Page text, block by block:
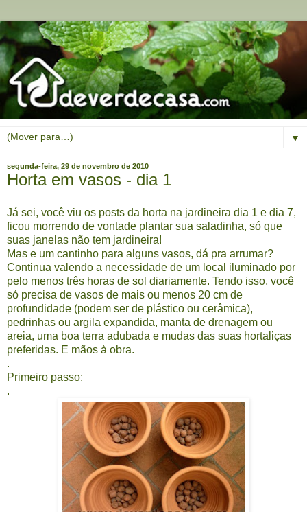
▼
segunda-feira, 29 de novembro de 2010
Horta em vasos - dia 1
Já sei, você viu os posts da horta na jardineira dia 1 e dia 7,
ficou morrendo de vontade plantar sua saladinha, só que
suas janelas não tem jardineira!
Mas e um cantinho para alguns vasos, dá pra arrumar?
Continua valendo a necessidade de um local iluminado por
pelo menos três horas de sol diariamente. Tendo isso, você
só precisa de vasos de mais ou menos 20 cm de
profundidade (podem ser de plástico ou cerâmica),
pedrinhas ou argila expandida, manta de drenagem ou
areia, uma boa terra adubada e mudas das suas hortaliças
preferidas. E mãos à obra.
.
Primeiro passo:
.